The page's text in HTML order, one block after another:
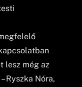
lesz még az
Ryszka Nóra,